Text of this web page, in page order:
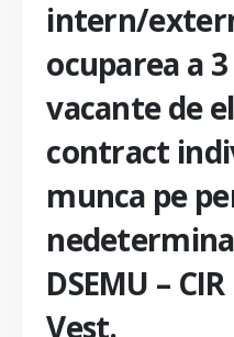
intern/
ocuparea a
vacante de
contract
munca pe
DSEMU –
Vest.